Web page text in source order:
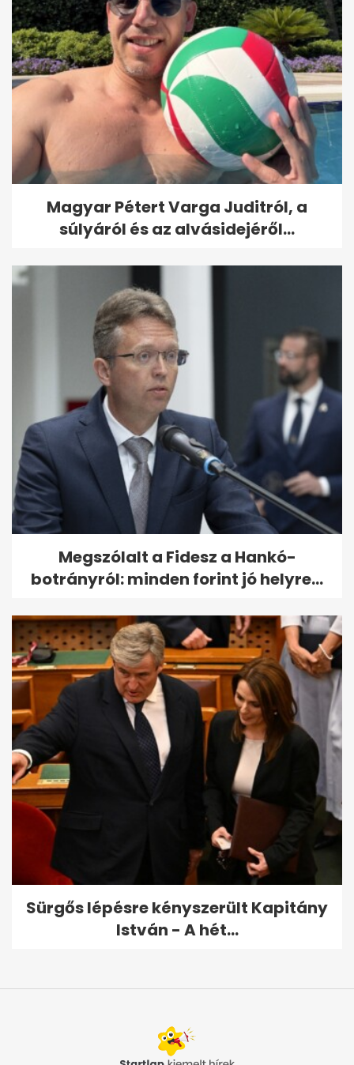
Magyar Pétert Varga Juditról, a
súlyáról és az alvásidejéről...
Megszólalt a Fidesz a Hankó-
botrányról: minden forint jó helyre...
Sürgős lépésre kényszerült Kapitány
István - A hét...